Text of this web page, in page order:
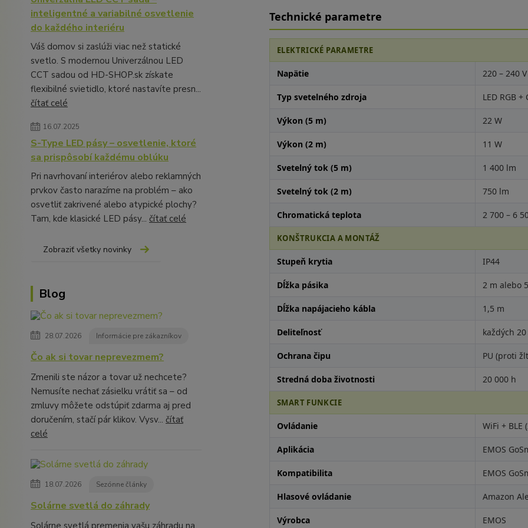
inteligentné a variabilné osvetlenie
do každého interiéru
Váš domov si zaslúži viac než statické
svetlo. S modernou Univerzálnou LED
CCT sadou od HD-SHOP.sk získate
flexibilné svietidlo, ktoré nastavíte presn...
čítať celé
16.07.2025
S-Type LED pásy – osvetlenie, ktoré
sa prispôsobí každému oblúku
Pri navrhovaní interiérov alebo reklamných
prvkov často narazíme na problém – ako
osvetliť zakrivené alebo atypické plochy?
Tam, kde klasické LED pásy... čítať celé
Zobraziť všetky novinky
Blog
28.07.2026 Informácie pre zákazníkov
Čo ak si tovar neprevezmem?
Zmenili ste názor a tovar už nechcete?
Nemusíte nechať zásielku vrátiť sa – od
zmluvy môžete odstúpiť zdarma aj pred
doručením, stačí pár klikov. Vysv... čítať
celé
18.07.2026 Sezónne články
Solárne svetlá do záhrady
Solárne svetlá premenia vašu záhradu na
Technické parametre
ELEKTRICKÉ PARAMETRE
Napätie 220 – 240
Typ svetelného zdroja LED RGB +
Výkon (5 m) 22 W
Výkon (2 m) 11 W
Svetelný tok (5 m) 1 400 lm
Svetelný tok (2 m) 750 lm
Chromatická teplota 2 700 – 6
KONŠTRUKCIA A MONTÁŽ
Stupeň krytia IP44
Dĺžka pásika 2 m alebo
Dĺžka napájacieho kábla 1,5 m
Deliteľnosť každých
Ochrana čipu PU (proti
Stredná doba životnosti 20 000 h
SMART FUNKCIE
Ovládanie WiFi + BLE
Aplikácia EMOS
Kompatibilita EMOS
Hlasové ovládanie Amazon
Výrobca EMOS